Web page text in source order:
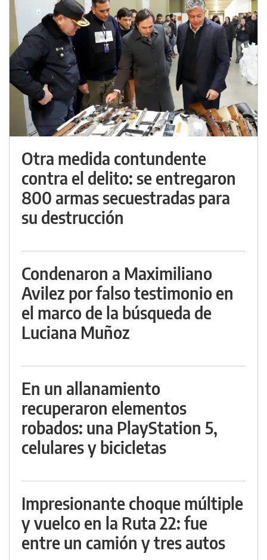
Otra medida contundente
contra el delito: se entregaron
800 armas secuestradas para
su destrucción
Condenaron a Maximiliano
Avilez por falso testimonio en
el marco de la búsqueda de
Luciana Muñoz
En un allanamiento
recuperaron elementos
robados: una PlayStation 5,
celulares y bicicletas
Impresionante choque múltiple
y vuelco en la Ruta 22: fue
entre un camión y tres autos